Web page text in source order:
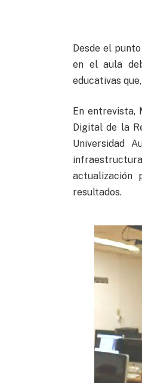
Desde el
en el aula
educativas
En entrevista,
Digital de la
Universidad
actualización
resultados.